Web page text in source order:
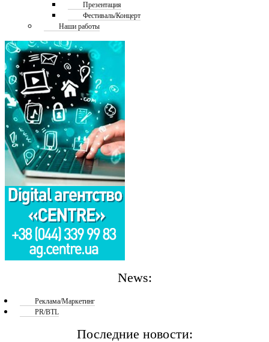
Презентация
Фестиваль/Концерт
Наши работы
News:
Реклама/Маркетинг
PR/BTL
Последние новости: